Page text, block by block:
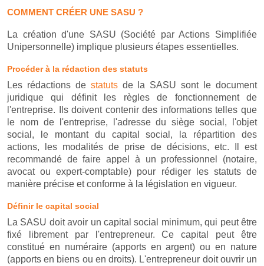
COMMENT CRÉER UNE SASU ?
La création d'une SASU (Société par Actions Simplifiée
Unipersonnelle) implique plusieurs étapes essentielles.
Procéder à la rédaction des statuts
Les rédactions de statutsde la SASU sont le document
juridique qui définit les règles de fonctionnement de
l'entreprise. Ils doivent contenir des informations telles que
le nom de l'entreprise, l'adresse du siège social, l'objet
social, le montant du capital social, la répartition des
actions, les modalités de prise de décisions, etc. Il est
recommandé de faire appel à un professionnel (notaire,
avocat ou expert-comptable) pour rédiger les statuts de
manière précise et conforme à la législation en vigueur.
Définir le capital social
La SASU doit avoir un capital social minimum, qui peut être
fixé librement par l'entrepreneur. Ce capital peut être
constitué en numéraire (apports en argent) ou en nature
(apports en biens ou en droits). L'entrepreneur doit ouvrir un